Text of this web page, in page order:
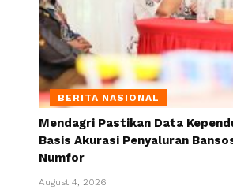
BERITA NASIONAL
Mendagri Pastikan Data
Basis Akurasi Penyaluran
Numfor
August 4, 2026